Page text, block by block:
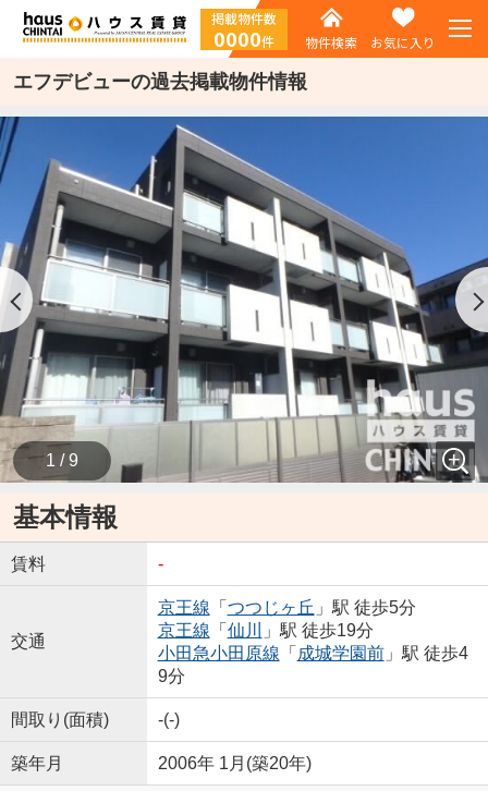
掲載物件数
0000件 物件検索 お気に入り
エフデビューの過去掲載物件情報
1 / 9
基本情報
賃料 -
交通
京王線 「 つつじヶ丘 」駅 徒歩5分
京王線 「 仙川
」駅 徒歩19分
小田急小田原線 「 成城学園前」駅 徒歩4
9分
間取り(面積) -(-)
築年月 2006年 1月(築20年)